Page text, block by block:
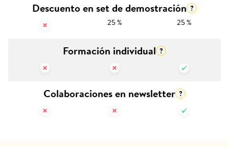
Descuento en set de demostración ?
25 %
25 %
Formación individual ?
Colaboraciones en newsletter ?